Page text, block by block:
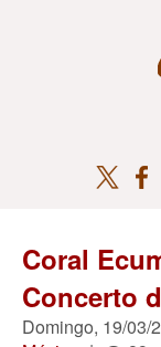
Coral
Concerto
Domingo, 19/03/